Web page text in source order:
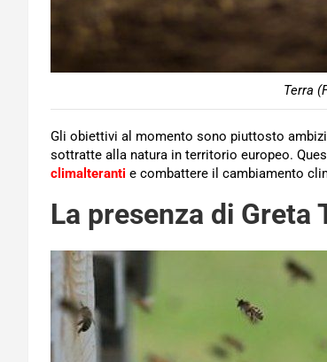
Terra
Gli obiettivi al momento sono piuttosto
sottratte alla natura in territorio europeo.
climalteranti e combattere il cambiamento
La presenza di Greta